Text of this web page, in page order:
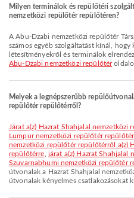
Milyen terminálok és repülőtéri
nemzetközi repülőtér repülőtéren?
A Abu-Dzabi nemzetközi repülőtér Társalgó, Imaterem, Kerekesszék-t és
számos egyéb szolgáltatást kínál, hogy
létesítményekről és terminálok
Abu-Dzabi nemzetközi repülőtér
Melyek a legnépszerűbb
repülőtér repülőtérről?
járat a(z) Hazrat Shahjalal nemzetközi repülőtér repülőtérről a(z) Kuala
Lumpur nemzetközi repülőtér
nemzetközi repülőtér repülőtérről a(z)
repülőtérre járat a(z) Hazrat Shahjalal
Szuvarnabhumi nemzetközi repülőtér
útvonalak a Hazrat Shahjalal
útvonalak kényelmes csatlakozásokat